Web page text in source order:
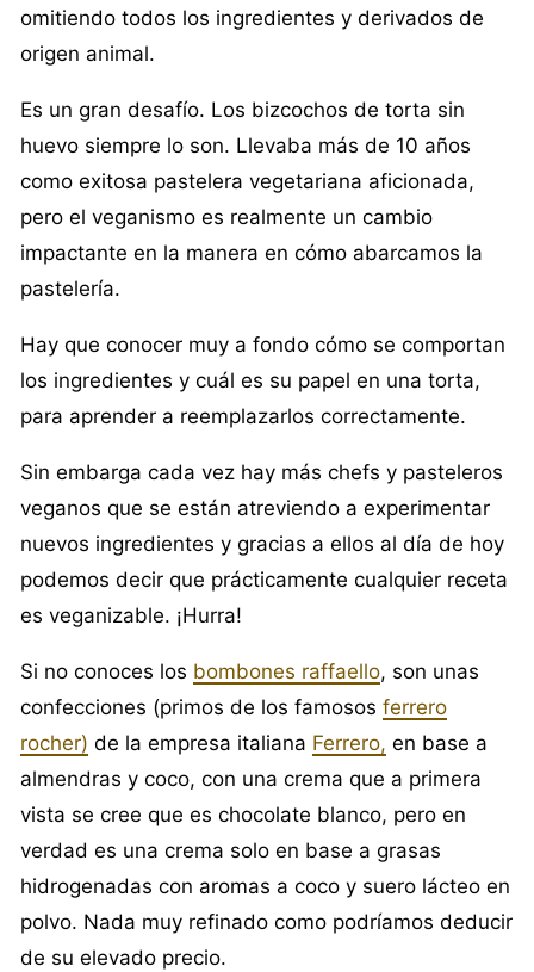
omitiendo todos los ingredientes y derivados de
origen animal.
Es un gran desafío. Los bizcochos de torta sin
huevo siempre lo son. Llevaba más de 10 años
como exitosa pastelera vegetariana aficionada,
pero el veganismo es realmente un cambio
impactante en la manera en cómo abarcamos la
pastelería.
Hay que conocer muy a fondo cómo se comportan
los ingredientes y cuál es su papel en una torta,
para aprender a reemplazarlos correctamente.
Sin embarga cada vez hay más chefs y pasteleros
veganos que se están atreviendo a experimentar
nuevos ingredientes y gracias a ellos al día de hoy
podemos decir que prácticamente cualquier receta
es veganizable. ¡Hurra!
Si no conoces los bombones raffaello, son unas
confecciones (primos de los famosos ferrero
rocher) de la empresa italiana Ferrero, en base a
almendras y coco, con una crema que a primera
vista se cree que es chocolate blanco, pero en
verdad es una crema solo en base a grasas
hidrogenadas con aromas a coco y suero lácteo en
polvo. Nada muy refinado como podríamos deducir
de su elevado precio.